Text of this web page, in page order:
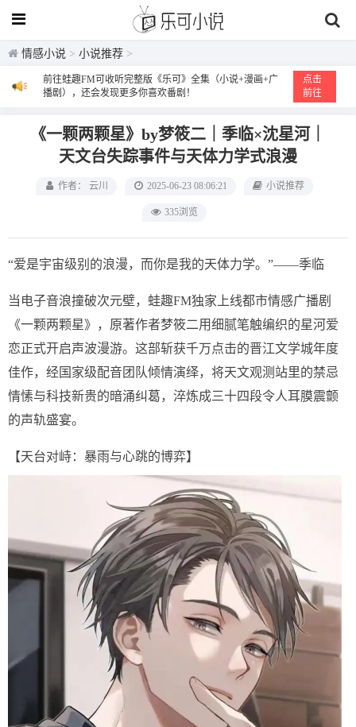
情感小说 > 小说推荐 >
前往蛙趣FM可收听完整版《乐可》全集（小说+漫画+广
播剧），还会发现更多你喜欢番剧！
点击
前往
《一颗两颗星》by梦筱二｜季临×沈星河｜
天文台失踪事件与天体力学式浪漫
作者： 云川 2025-06-23 08:06:21 小说推荐
335浏览
“爱是宇宙级别的浪漫，而你是我的天体力学。”——季临
当电子音浪撞破次元壁，蛙趣FM独家上线都市情感广播剧
《一颗两颗星》，原著作者梦筱二用细腻笔触编织的星河爱
恋正式开启声波漫游。这部斩获千万点击的晋江文学城年度
佳作，经国家级配音团队倾情演绎，将天文观测站里的禁忌
情愫与科技新贵的暗涌纠葛，淬炼成三十四段令人耳膜震颤
的声轨盛宴。
【天台对峙：暴雨与心跳的博弈】